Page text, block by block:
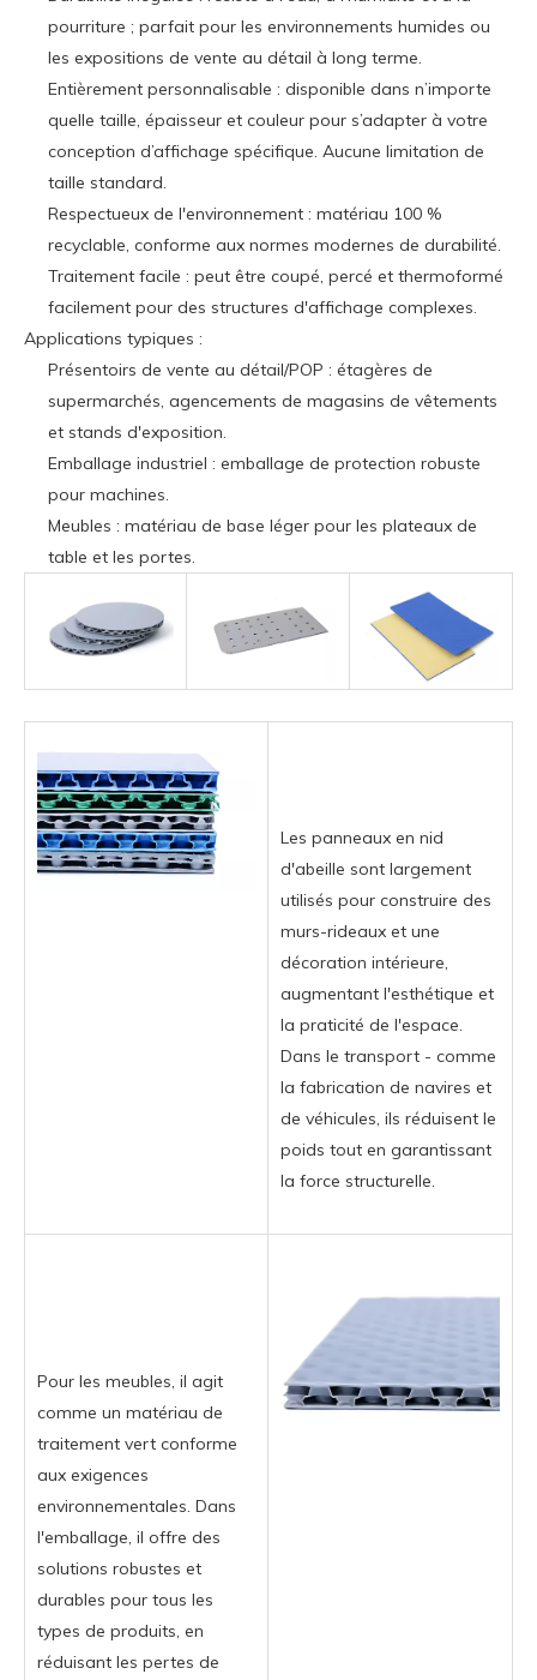
pourriture ; parfait pour les environnements humides ou
les expositions de vente au détail à long terme.
Entièrement personnalisable : disponible dans n’importe
quelle taille, épaisseur et couleur pour s’adapter à votre
conception d’affichage spécifique. Aucune limitation de
taille standard.
Respectueux de l'environnement : matériau 100 %
recyclable, conforme aux normes modernes de durabilité.
Traitement facile : peut être coupé, percé et thermoformé
facilement pour des structures d'affichage complexes.
Applications typiques :
Présentoirs de vente au détail/POP : étagères de
supermarchés, agencements de magasins de vêtements
et stands d'exposition.
Emballage industriel : emballage de protection robuste
pour machines.
Meubles : matériau de base léger pour les plateaux de
table et les portes.
Les panneaux en nid
d'abeille sont largement
utilisés pour construire des
murs-rideaux et une
décoration intérieure,
augmentant l'esthétique et
la praticité de l'espace.
Dans le transport - comme
la fabrication de navires et
de véhicules, ils réduisent le
poids tout en garantissant
la force structurelle.
Pour les meubles, il agit
comme un matériau de
traitement vert conforme
aux exigences
environnementales. Dans
l'emballage, il offre des
solutions robustes et
durables pour tous les
types de produits, en
réduisant les pertes de